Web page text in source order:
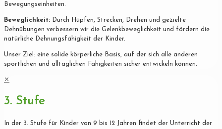
Bewegungseinheiten.
Beweglichkeit: Durch Hüpfen, Strecken, Drehen und gezielte
Dehnübungen verbessern wir die Gelenkbeweglichkeit und fördern die
natürliche Dehnungsfähigkeit der Kinder.
Unser Ziel: eine solide körperliche Basis, auf der sich alle anderen
sportlichen und alltäglichen Fähigkeiten sicher entwickeln können.
✕
3. Stufe
In der 3. Stufe für Kinder von 9 bis 12 Jahren findet der Unterricht der